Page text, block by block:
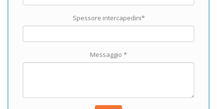
Spessore intercapedini*
Messaggio *